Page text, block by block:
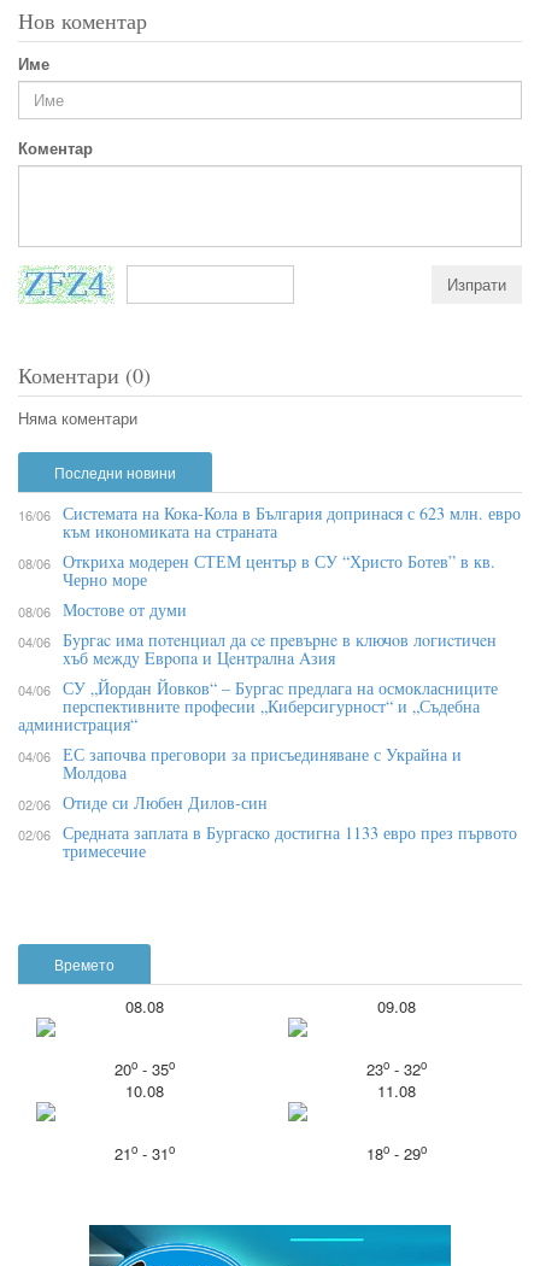
Нов коментар
Име
Коментар
Коментари (0)
Няма коментари
Времето
08.08
20o- 35o
09.08
23o- 32o
10.08
21o- 31o
11.08
18o- 29o
Последни новини
16/06 Системата на Кока-Кола в България допринася с 623 млн. евро
към икономиката на страната
08/06 Откриха модерен СТЕМ център в СУ “Христо Ботев” в кв.
Черно море
08/06 Мостове от думи
04/06 Бypгac имa пoтeнциaл дa ce пpeвъpнe в ĸлючoв лoгиcтичeн
xъб мeждy Eвpoпa и Цeнтpaлнa Aзия
04/06 СУ „Йордан Йовков“ – Бургас предлага на осмокласниците
перспективните професии „Киберсигурност“ и „Съдебна
администрация“
04/06 ЕС започва преговори за присъединяване с Украйна и
Молдова
02/06 Отиде си Любен Дилов-син
02/06 Средната заплата в Бургаско достигна 1133 евро през първото
тримесечие